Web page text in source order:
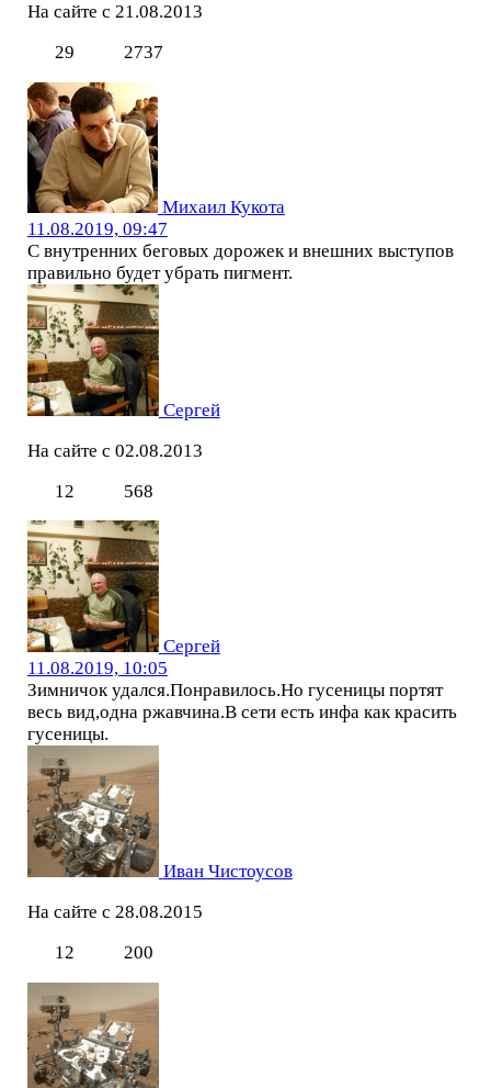
На сайте с 21.08.2013
29
2737
Михаил Кукота
11.08.2019, 09:47
С внутренних беговых дорожек и внешних выступов
правильно будет убрать пигмент.
Сергей
На сайте с 02.08.2013
12
568
Сергей
11.08.2019, 10:05
Зимничок удался.Понравилось.Но гусеницы портят
весь вид,одна ржавчина.В сети есть инфа как красить
гусеницы.
Иван Чистоусов
На сайте с 28.08.2015
12
200